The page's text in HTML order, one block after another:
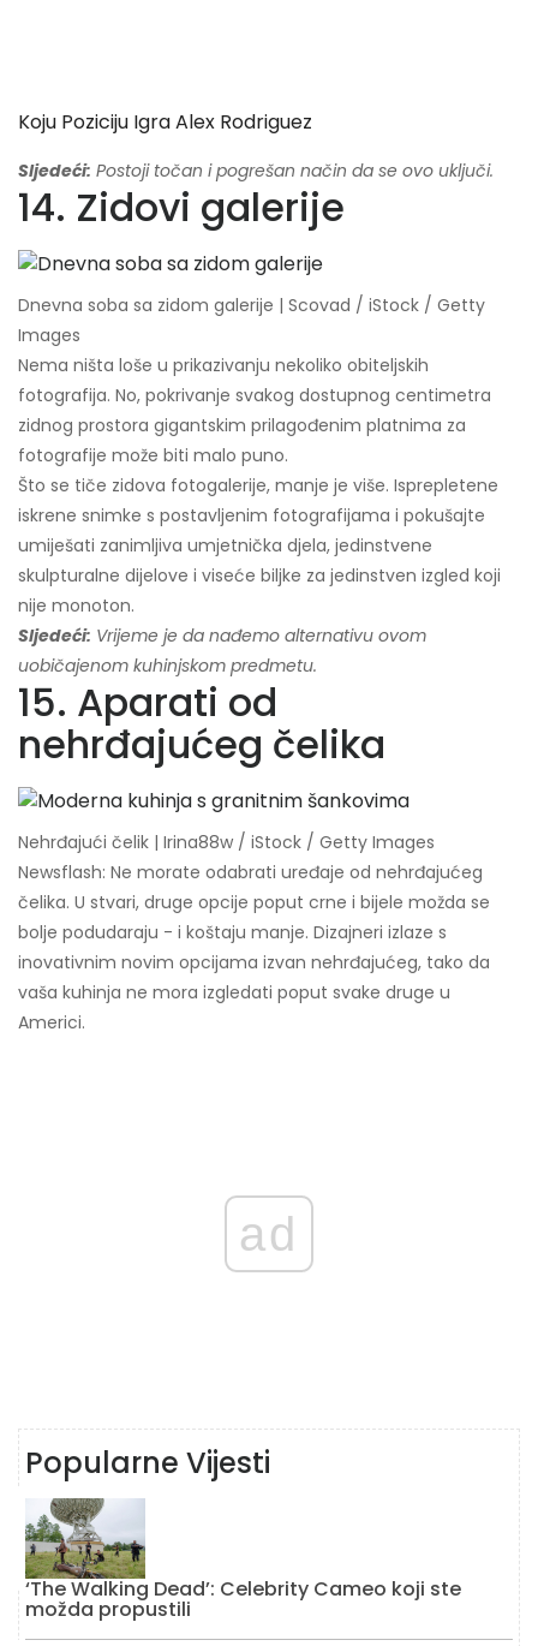
Koju Poziciju Igra Alex Rodriguez
Sljedeći: Postoji točan i pogrešan način da se ovo uključi.
14. Zidovi galerije
Dnevna soba sa zidom galerije | Scovad / iStock / Getty
Images
Nema ništa loše u prikazivanju nekoliko obiteljskih
fotografija. No, pokrivanje svakog dostupnog centimetra
zidnog prostora gigantskim prilagođenim platnima za
fotografije može biti malo puno.
Što se tiče zidova fotogalerije, manje je više. Isprepletene
iskrene snimke s postavljenim fotografijama i pokušajte
umiješati zanimljiva umjetnička djela, jedinstvene
skulpturalne dijelove i viseće biljke za jedinstven izgled koji
nije monoton.
Sljedeći: Vrijeme je da nađemo alternativu ovom
uobičajenom kuhinjskom predmetu.
15. Aparati od
nehrđajućeg čelika
Nehrđajući čelik | Irina88w / iStock / Getty Images
Newsflash: Ne morate odabrati uređaje od nehrđajućeg
čelika. U stvari, druge opcije poput crne i bijele možda se
bolje podudaraju - i koštaju manje. Dizajneri izlaze s
inovativnim novim opcijama izvan nehrđajućeg, tako da
vaša kuhinja ne mora izgledati poput svake druge u
Americi.
ad
Popularne Vijesti
‘The Walking Dead’: Celebrity Cameo koji ste
možda propustili